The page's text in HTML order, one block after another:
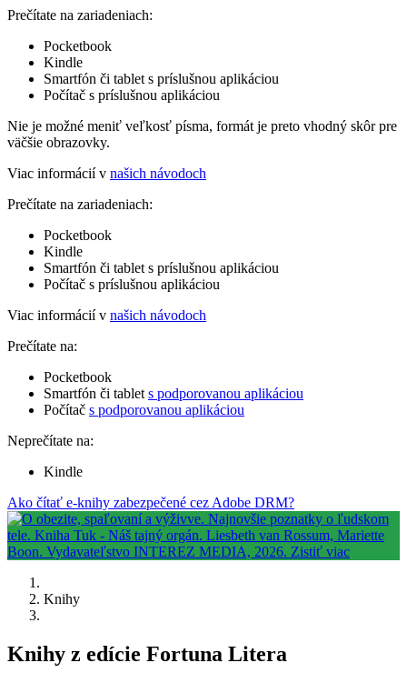
Prečítate na zariadeniach:
Pocketbook
Kindle
Smartfón či tablet s príslušnou aplikáciou
Počítač s príslušnou aplikáciou
Nie je možné meniť veľkosť písma, formát je preto vhodný skôr pre
väčšie obrazovky.
Viac informácií v našich návodoch
Prečítate na zariadeniach:
Pocketbook
Kindle
Smartfón či tablet s príslušnou aplikáciou
Počítač s príslušnou aplikáciou
Viac informácií v našich návodoch
Prečítate na:
Pocketbook
Smartfón či tablet s podporovanou aplikáciou
Počítač s podporovanou aplikáciou
Neprečítate na:
Kindle
Ako čítať e-knihy zabezpečené cez Adobe DRM?
Knihy
Knihy z edície Fortuna Litera